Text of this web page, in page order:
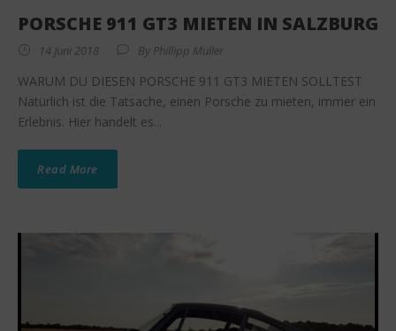
PORSCHE 911 GT3 MIETEN IN SALZBURG
14 Juni 2018 By Phillipp Müller
WARUM DU DIESEN PORSCHE 911 GT3 MIETEN SOLLTEST
Natürlich ist die Tatsache, einen Porsche zu mieten, immer ein
Erlebnis. Hier handelt es...
Read More